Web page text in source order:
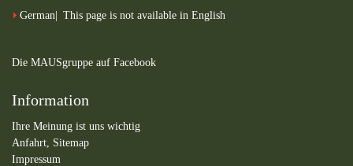
German This page is not available in English
Die MAUSgruppe auf Facebook
Information
Ihre Meinung ist uns wichtig
Anfahrt, Sitemap
Impressum